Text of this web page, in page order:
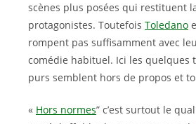
scènes plus posées qui restituent
protagonistes. Toutefois Toledano
rompent pas suffisamment avec
comédie habituel. Ici les quelques
purs semblent hors de propos et
« Hors normes” c’est surtout le